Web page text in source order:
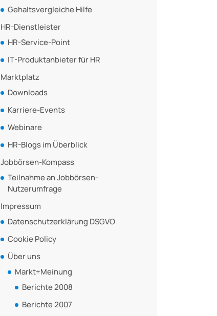
Gehaltsvergleiche Hilfe
HR-Dienstleister
HR-Service-Point
IT-Produktanbieter für HR
Marktplatz
Downloads
Karriere-Events
Webinare
HR-Blogs im Überblick
Jobbörsen-Kompass
Teilnahme an Jobbörsen-
Nutzerumfrage
Impressum
Datenschutzerklärung DSGVO
Cookie Policy
Über uns
Markt+Meinung
Berichte 2008
Berichte 2007